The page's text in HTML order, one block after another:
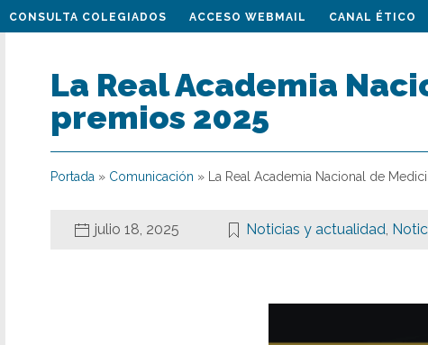
CONSULTA COLEGIADOS ACCESO WEBMAIL CANAL ÉTICO
La Real Academia
premios 2025
Portada » Comunicación » La Real Academia Nacional de
julio 18, 2025 Noticias y actualidad,